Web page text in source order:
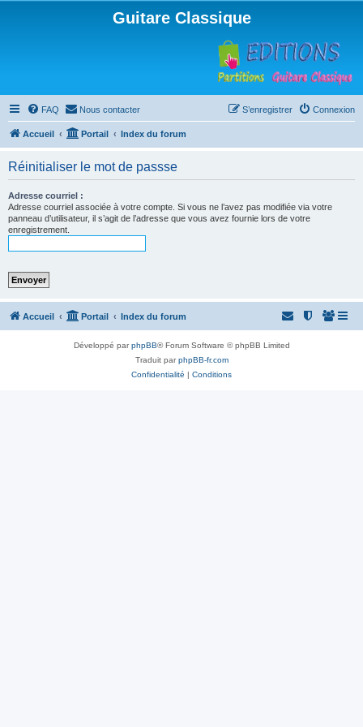
Guitare Classique
FAQ Nous contacter Connexion
S’enregistrer
Accueil Portail Index du forum
Réinitialiser le mot de passse
Adresse courriel :
Adresse courriel associée à votre compte. Si vous ne l’avez pas modifiée via votre
panneau d’utilisateur, il s’agit de l’adresse que vous avez fournie lors de votre
enregistrement.
Accueil Portail Index du forum
Développé parphpBB® Forum Software © phpBB Limited
Traduit parphpBB-fr.com
Confidentialité | Conditions